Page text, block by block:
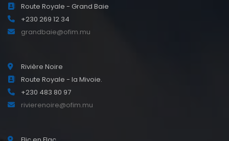
Route Royale - Grand Baie
+230 269 12 34
grandbaie@ofim.mu
Rivière Noire
Route Royale - la Mivoie.
+230 483 80 97
rivierenoire@ofim.mu